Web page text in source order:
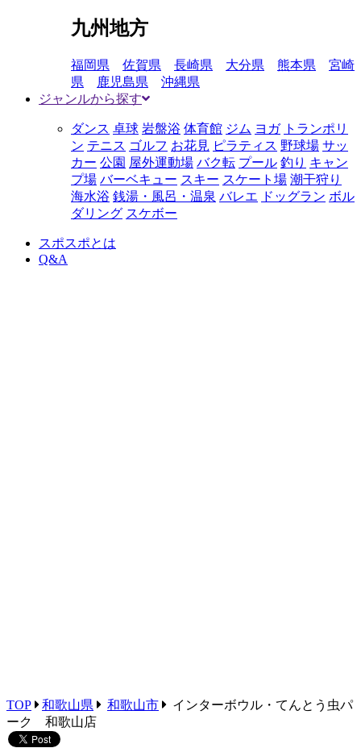
九州地方
福岡県 佐賀県 長崎県 大分県 熊本県
宮崎
県
鹿児島県
沖縄県
ジャンルから探す
ダンス 卓球 岩盤浴 体育館 ジム ヨガ トランポリ
ン テニス ゴルフ お花見 ピラティス 野球場 サッ
カー 公園 屋外運動場 バク転 プール 釣り キャン
プ場 バーベキュー スキー スケート場 潮干狩り
海水浴 銭湯・風呂・温泉 バレエ ドッグラン ボル
ダリング スケボー
スポスポとは
Q&A
TOP 和歌山県 和歌山市
インターボウル・てんとう虫パ
ーク 和歌山店